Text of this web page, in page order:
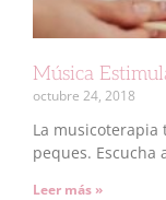
Música
octubre 24, 2018
La
peques. Escucha
Leer más »